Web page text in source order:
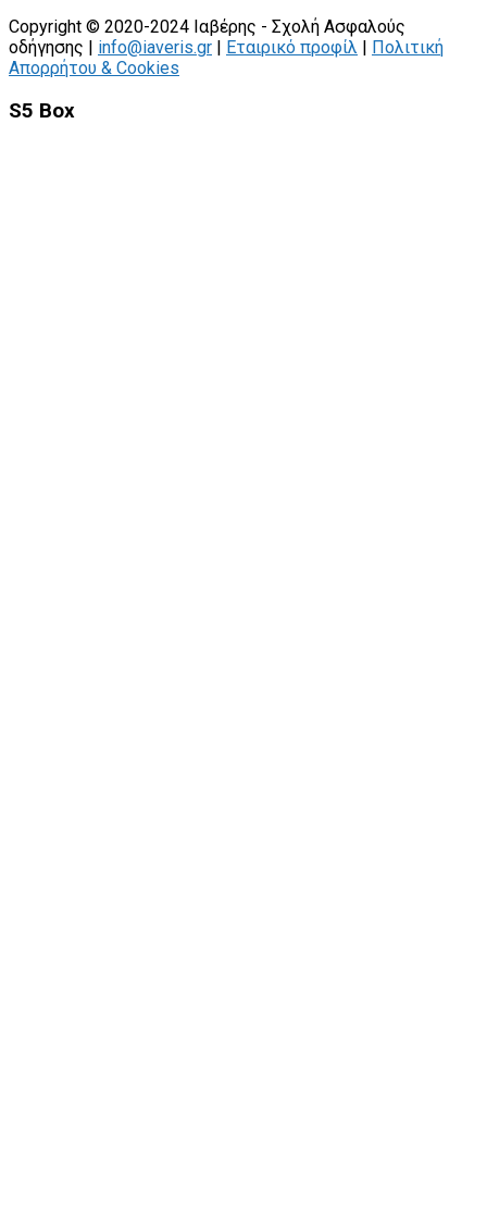
Copyright © 2020-2024 Ιαβέρης - Σχολή Ασφαλούς
οδήγησης | info@iaveris.gr | Εταιρικό προφίλ | Πολιτική
Απορρήτου & Cookies
S5 Box